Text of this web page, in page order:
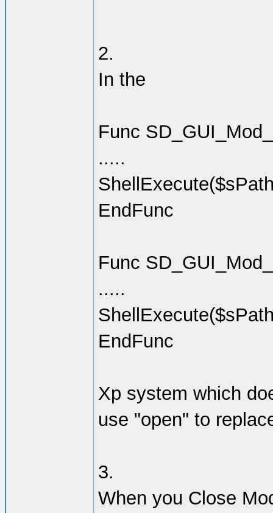
2.
In the
Func
.....
EndFunc
Func
.....
EndFunc
Xp system which
use "open" to
3.
When you Close